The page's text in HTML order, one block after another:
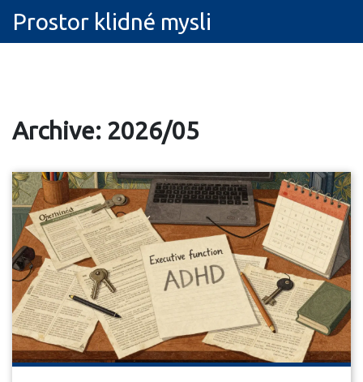
Prostor klidné mysli
Archive: 2026/05